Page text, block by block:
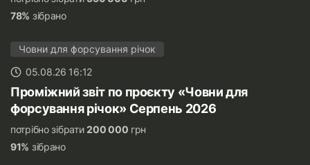
78% зібрано
Човни для форсування річок
05.08.26 16:12
Проміжний звіт по проєкту «Човни для
форсування річок» Серпень 2026
потрібно зібрати200 000 грн
91% зібрано